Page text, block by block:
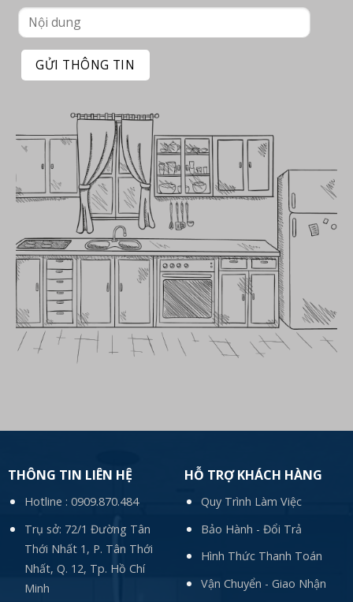
THÔNG TIN LIÊN HỆ
Hotline : 0909.870.484
Trụ sở: 72/1 Đường Tân
Thới Nhất 1, P. Tân Thới
Nhất, Q. 12, Tp. Hồ Chí
Minh
HỖ TRỢ KHÁCH HÀNG
Quy Trình Làm Việc
Bảo Hành - Đổi Trả
Hình Thức Thanh Toán
Vận Chuyển - Giao Nhận